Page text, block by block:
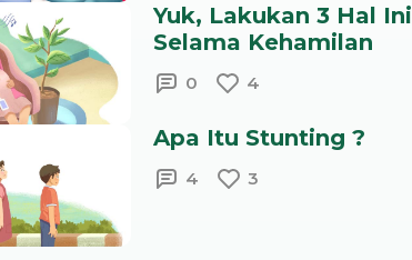
Yuk, Lakukan 3 Hal Ini
Selama Kehamilan
0 4
Apa Itu Stunting ?
4 3